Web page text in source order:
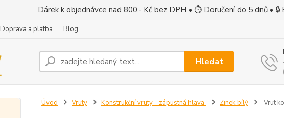
Dárek k objednávce nad 800,- Kč bez DPH • ⏱ Doručení do 5 dnů •
Doprava a platba Blog
Hledat
Úvod Vruty Konstrukční vruty - zápustná hlava Zinek bílý Vrut